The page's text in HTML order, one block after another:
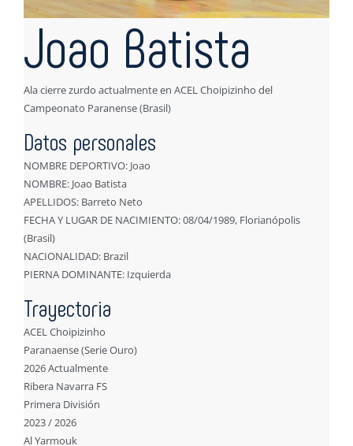
Joao Batista
Ala cierre zurdo actualmente en ACEL Choipizinho del
Campeonato Paranense (Brasil)
Datos personales
NOMBRE DEPORTIVO: Joao
NOMBRE: Joao Batista
APELLIDOS: Barreto Neto
FECHA Y LUGAR DE NACIMIENTO: 08/04/1989, Florianópolis
(Brasil)
NACIONALIDAD: Brazil
PIERNA DOMINANTE: Izquierda
Trayectoria
ACEL Choipizinho
Paranaense (Serie Ouro)
2026 Actualmente
Ribera Navarra FS
Primera División
2023 / 2026
Al Yarmouk